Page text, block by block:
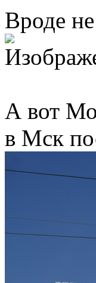
Вроде
А вот
в Мск